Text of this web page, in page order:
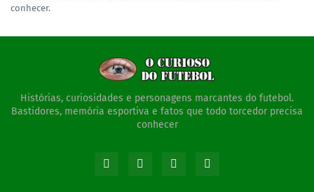
conhecer.
Histórias, curiosidades e personagens marcantes do futebol.
Bastidores, memória esportiva e fatos que todo torcedor precisa
conhecer